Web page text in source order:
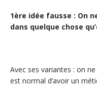
1ère idée fausse : On
dans quelque chose
Avec ses variantes : on
est normal d’avoir un